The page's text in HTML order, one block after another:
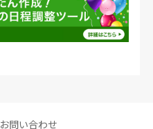
お問い合わせ